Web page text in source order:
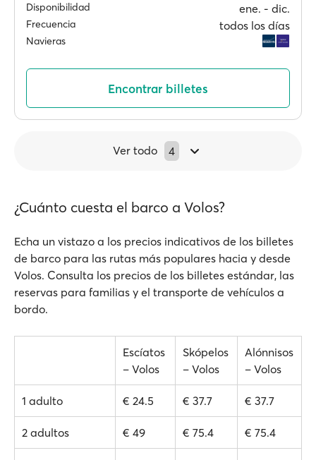
Disponibilidad ene. ‐ dic.
Frecuencia todos los días
Navieras
Encontrar billetes
Ver todo 4
¿Cuánto cuesta el barco a Volos?
Echa un vistazo a los precios indicativos de los billetes
de barco para las rutas más populares hacia y desde
Volos. Consulta los precios de los billetes estándar, las
reservas para familias y el transporte de vehículos a
bordo.
Escíatos
– Volos
Skópelos
– Volos
Alónnisos
– Volos
1 adulto € 24.5 € 37.7 € 37.7
2 adultos € 49 € 75.4 € 75.4